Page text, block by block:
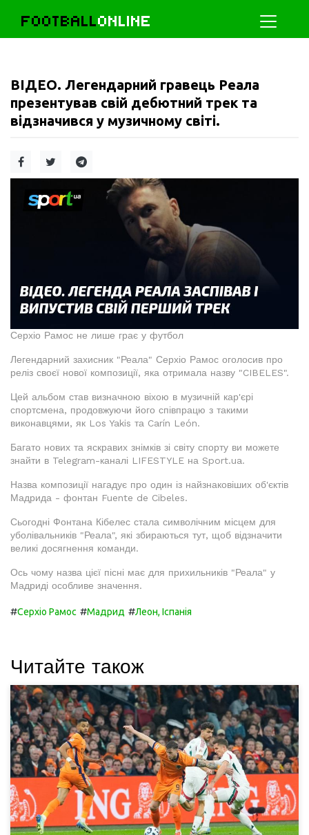
FOOTBALLONLINE
ВІДЕО. Легендарний гравець Реала
презентував свій дебютний трек та
відзначився у музичному світі.
Серхіо Рамос не лише грає у футбол
Легендарний захисник "Реала" Серхіо Рамос оголосив про
реліз своєї нової композиції, яка отримала назву "CIBELES".
Цей альбом став визначною віхою в музичній кар'єрі
спортсмена, продовжуючи його співпрацю з такими
виконавцями, як Los Yakis та Carín León.
Багато нових та яскравих знімків зі світу спорту ви можете
знайти в Telegram-каналі LIFESTYLE на Sport.ua.
Назва композиції нагадує про один із найзнаковіших об'єктів
Мадрида - фонтан Fuente de Cibeles.
Сьогодні Фонтана Кібелес стала символічним місцем для
уболівальників "Реала", які збираються тут, щоб відзначити
великі досягнення команди.
Ось чому назва цієї пісні має для прихильників "Реала" у
Мадриді особливе значення.
#Серхіо Рамос #Мадрид #Леон, Іспанія
Читайте також